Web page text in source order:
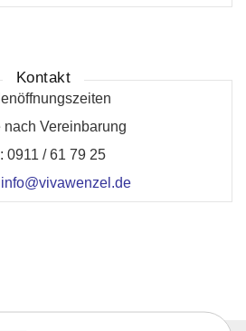
Kontakt
nach Vereinbarung
0911 / 61 79 25
info@vivawenzel.de